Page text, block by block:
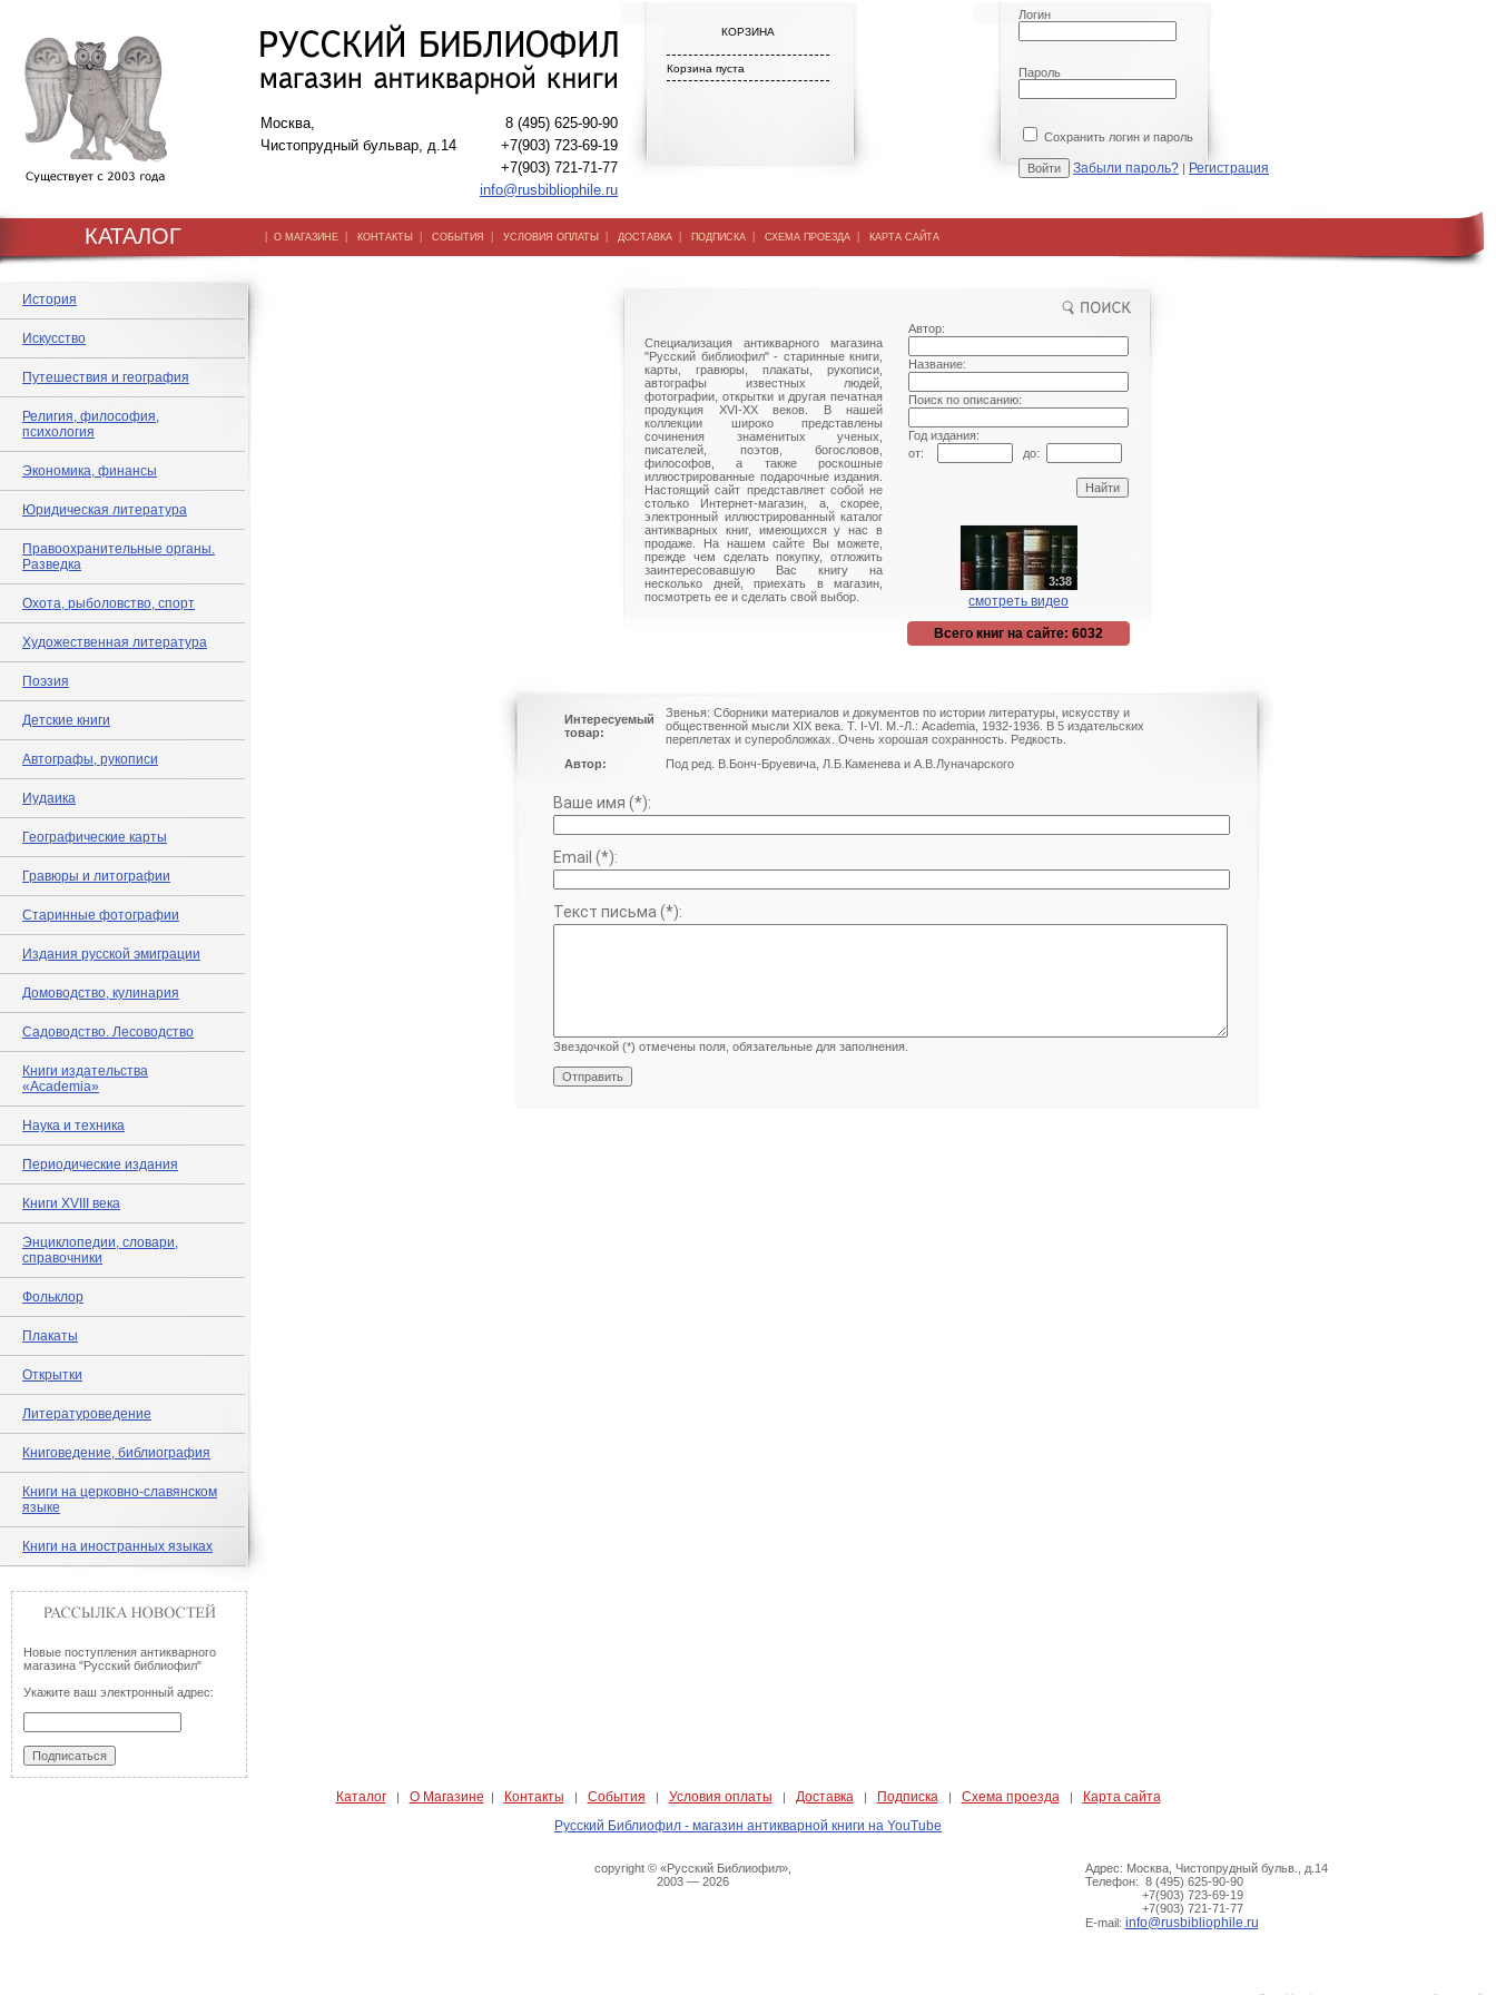
Москва,
Чистопрудный бульвар, д.14
8 (495) 625-90-90
+7(903) 723-69-19
+7(903) 721-71-77
info@rusbibliophile.ru
КОРЗИНА
Корзина пуста
Логин
Пароль
Сохранить логин и пароль
Забыли пароль? | Регистрация
КАТАЛОГ | О МАГАЗИНЕ | КОНТАКТЫ | СОБЫТИЯ | УСЛОВИЯ ОПЛАТЫ | ДОСТАВКА | ПОДПИСКА | СХЕМА ПРОЕЗДА | КАРТА САЙТА
История
Искусство
Путешествия и география
Религия, философия,
психология
Экономика, финансы
Юридическая литература
Правоохранительные органы.
Разведка
Охота, рыболовство, спорт
Художественная литература
Поэзия
Детские книги
Автографы, рукописи
Иудаика
Географические карты
Гравюры и литографии
Старинные фотографии
Издания русской эмиграции
Домоводство, кулинария
Садоводство. Лесоводство
Книги издательства
«Academia»
Наука и техника
Периодические издания
Книги XVIII века
Энциклопедии, словари,
справочники
Фольклор
Плакаты
Открытки
Литературоведение
Книговедение, библиография
Книги на церковно-славянском
языке
Книги на иностранных языках
Новые поступления антикварного
магазина "Русский библиофил"
Укажите ваш электронный адрес:
Специализация антикварного магазина
"Русский библиофил" - старинные книги,
карты, гравюры, плакаты, рукописи,
автографы известных людей,
фотографии, открытки и другая печатная
продукция XVI-XX веков. В нашей
коллекции широко представлены
сочинения знаменитых ученых,
писателей, поэтов, богословов,
философов, а также роскошные
иллюстрированные подарочные издания.
Настоящий сайт представляет собой не
столько Интернет-магазин, а, скорее,
электронный иллюстрированный каталог
антикварных книг, имеющихся у нас в
продаже. На нашем сайте Вы можете,
прежде чем сделать покупку, отложить
заинтересовавшую Вас книгу на
несколько дней, приехать в магазин,
посмотреть ее и сделать свой выбор.
Автор:
Название:
Поиск по описанию:
Год издания:
от:
до:
смотреть видео
Всего книг на сайте: 6032
Интересуемый
товар:
Звенья: Сборники материалов и документов по истории литературы, искусству и
общественной мысли XIX века. Т. I-VI. М.-Л.: Academia, 1932-1936. В 5 издательских
переплетах и суперобложках. Очень хорошая сохранность. Редкость.
Автор:
Под ред. В.Бонч-Бруевича, Л.Б.Каменева и А.В.Луначарского
Ваше имя (*):
Email (*):
Текст письма (*):
Звездочкой (*) отмечены поля, обязательные для заполнения.
Каталог| О Магазине | Контакты | События | Условия оплаты | Доставка | Подписка | Схема проезда |
Карта сайта
Русский Библиофил - магазин антикварной книги на YouTube
copyright © «Русский Библиофил»,
2003 — 2026
Адрес: Москва, Чистопрудный бульв., д.14
Телефон: 8 (495) 625-90-90
+7(903) 723-69-19
+7(903) 721-71-77
E-mail: info@rusbibliophile.ru